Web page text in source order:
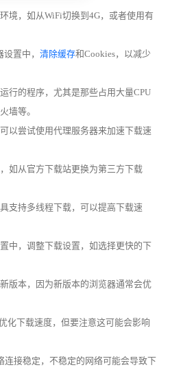
境，如从WiFi切换到4G，或者使用有
设置中，清除缓存和Cookies，以减少
行的程序，尤其是那些占用大量CPU
墙等。
以尝试使用代理服务器来加速下载速
如从官方下载站更换为第三方下载
支持多线程下载，可以提高下载速
中，调整下载设置，如选择更快的下
版本，因为新版本的浏览器通常会优
化下载速度，但要注意这可能会影响
连接稳定，不稳定的网络可能会导致下